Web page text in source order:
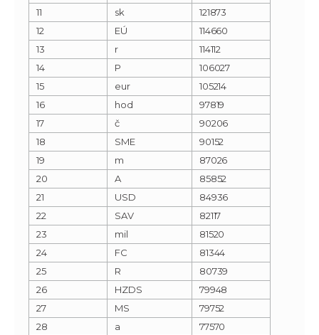
11
sk
121873
12
EÚ
114660
13
r
114112
14
P
106027
15
eur
105214
16
hod
97819
17
č
90206
18
SME
90152
19
m
87026
20
A
85852
21
USD
84936
22
SAV
82117
23
mil
81520
24
FC
81344
25
R
80739
26
HZDS
79948
27
MS
79752
28
a
77570